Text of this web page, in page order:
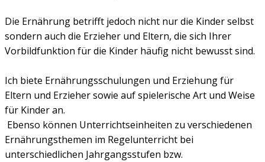
Die Ernährung betrifft jedoch nicht nur die Kinder selbst
sondern auch die Erzieher und Eltern, die sich Ihrer
Vorbildfunktion für die Kinder häufig nicht bewusst sind.
Ich biete Ernährungsschulungen und Erziehung für
Eltern und Erzieher sowie auf spielerische Art und Weise
für Kinder an.
Ebenso können Unterrichtseinheiten zu verschiedenen
Ernährungsthemen im Regelunterricht bei
unterschiedlichen Jahrgangsstufen bzw.